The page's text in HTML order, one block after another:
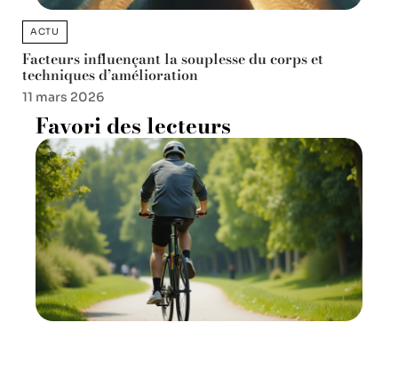
ACTU
Facteurs influençant la souplesse du corps et
techniques d’amélioration
11 mars 2026
Favori des lecteurs